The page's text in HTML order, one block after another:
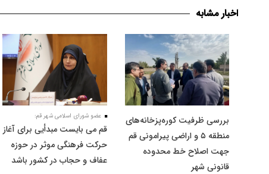
اخبار مشابه
بررسی ظرفیت کوره‌پزخانه‌های
منطقه ۵ و اراضی پیرامونی قم
جهت اصلاح خط محدوده
قانونی شهر
عضو شورای اسلامی شهر قم:
قم می بایست مبدأیی برای آغاز
حرکت فرهنگی موثر در حوزه
عفاف و حجاب در کشور باشد